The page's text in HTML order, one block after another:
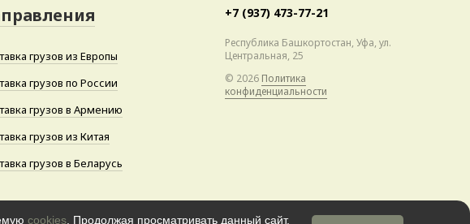
грузов из Европы
грузов по России
грузов в Армению
грузов из Китая
грузов в Беларусь
+7 (937) 473-77-21
Республика Башкортостан, Уфа, ул.
Центральная, 25
© 2026 Политика
конфиденциальности
cookies . Продолжая просматривать данный сайт,